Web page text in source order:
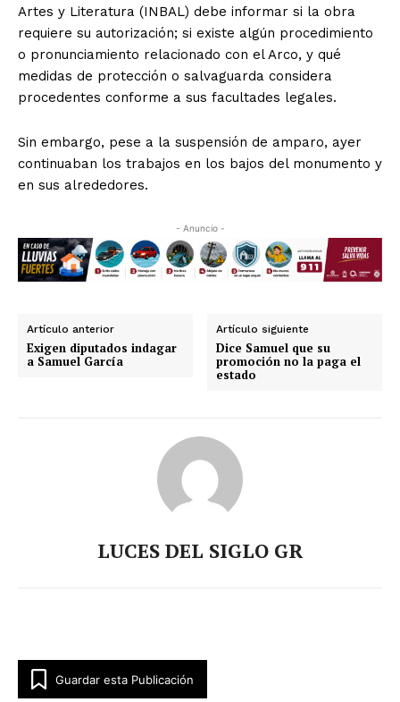
Artes y Literatura (INBAL) debe informar si la obra
requiere su autorización; si existe algún procedimiento
o pronunciamiento relacionado con el Arco, y qué
medidas de protección o salvaguarda considera
procedentes conforme a sus facultades legales.
Sin embargo, pese a la suspensión de amparo, ayer
continuaban los trabajos en los bajos del monumento y
en sus alrededores.
- Anuncio -
Artículo anterior
Exigen diputados indagar
a Samuel García
Artículo siguiente
Dice Samuel que su
promoción no la paga el
estado
LUCES DEL SIGLO GR
Guardar esta Publicación